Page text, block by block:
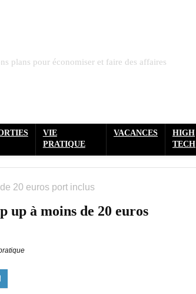
plans pour économiser et faire des affaires
VIE
PRATIQUE
VACANCES
HIGH
TECH
20 euros port inclus
à moins de 20 euros